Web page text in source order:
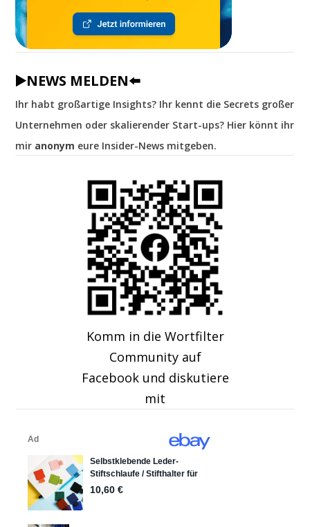
▶️NEWS MELDEN⬅️
Ihr habt großartige Insights? Ihr kennt die Secrets großer
Unternehmen oder skalierender Start-ups? Hier könnt ihr
mir anonym eure Insider-News mitgeben.
Komm in die Wortfilter
Community auf
Facebook und diskutiere
mit